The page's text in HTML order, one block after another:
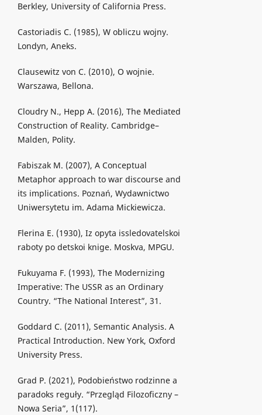
Berkley, University of California Press.
Castoriadis C. (1985), W obliczu wojny.
Londyn, Aneks.
Clausewitz von C. (2010), O wojnie.
Warszawa, Bellona.
Cloudry N., Hepp A. (2016), The Mediated
Construction of Reality. Cambridge–
Malden, Polity.
Fabiszak M. (2007), A Conceptual
Metaphor approach to war discourse and
its implications. Poznań, Wydawnictwo
Uniwersytetu im. Adama Mickiewicza.
Flerina E. (1930), Iz opyta issledovatelskoi
raboty po detskoi knige. Moskva, MPGU.
Fukuyama F. (1993), The Modernizing
Imperative: The USSR as an Ordinary
Country. “The National Interest”, 31.
Goddard C. (2011), Semantic Analysis. A
Practical Introduction. New York, Oxford
University Press.
Grad P. (2021), Podobieństwo rodzinne a
paradoks reguły. “Przegląd Filozoficzny –
Nowa Seria”, 1(117).